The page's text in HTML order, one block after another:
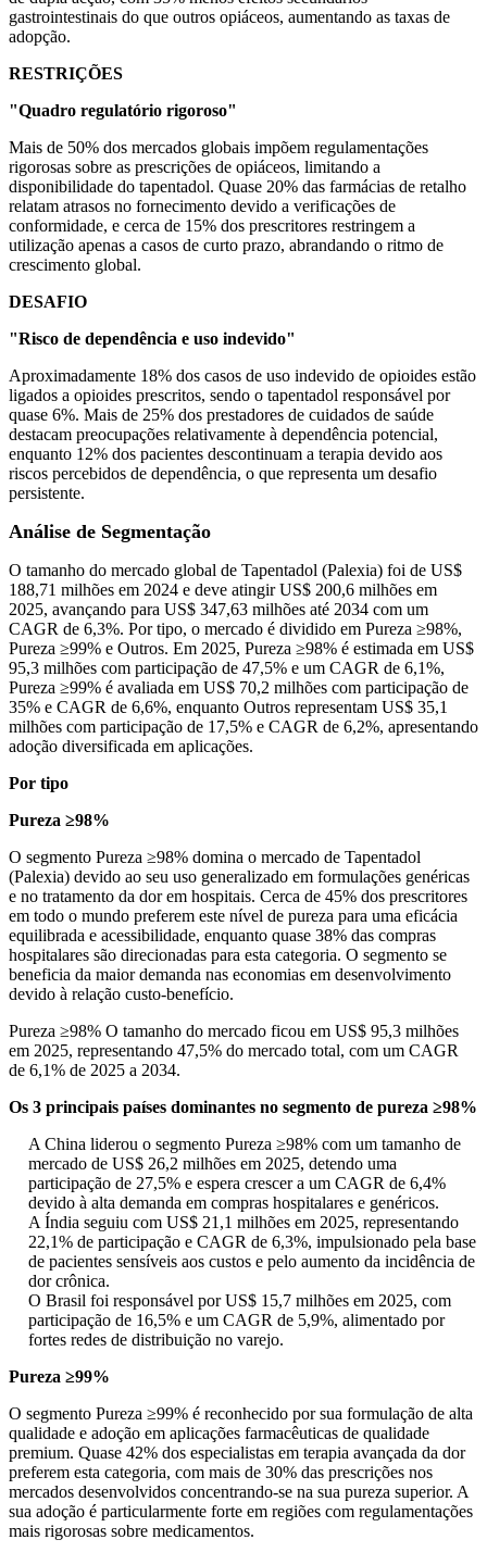
gastrointestinais do que outros opiáceos, aumentando as taxas de
adopção.
RESTRIÇÕES
"Quadro regulatório rigoroso"
Mais de 50% dos mercados globais impõem regulamentações
rigorosas sobre as prescrições de opiáceos, limitando a
disponibilidade do tapentadol. Quase 20% das farmácias de retalho
relatam atrasos no fornecimento devido a verificações de
conformidade, e cerca de 15% dos prescritores restringem a
utilização apenas a casos de curto prazo, abrandando o ritmo de
crescimento global.
DESAFIO
"Risco de dependência e uso indevido"
Aproximadamente 18% dos casos de uso indevido de opioides estão
ligados a opioides prescritos, sendo o tapentadol responsável por
quase 6%. Mais de 25% dos prestadores de cuidados de saúde
destacam preocupações relativamente à dependência potencial,
enquanto 12% dos pacientes descontinuam a terapia devido aos
riscos percebidos de dependência, o que representa um desafio
persistente.
Análise de Segmentação
O tamanho do mercado global de Tapentadol (Palexia) foi de US$
188,71 milhões em 2024 e deve atingir US$ 200,6 milhões em
2025, avançando para US$ 347,63 milhões até 2034 com um
CAGR de 6,3%. Por tipo, o mercado é dividido em Pureza ≥98%,
Pureza ≥99% e Outros. Em 2025, Pureza ≥98% é estimada em US$
95,3 milhões com participação de 47,5% e um CAGR de 6,1%,
Pureza ≥99% é avaliada em US$ 70,2 milhões com participação de
35% e CAGR de 6,6%, enquanto Outros representam US$ 35,1
milhões com participação de 17,5% e CAGR de 6,2%, apresentando
adoção diversificada em aplicações.
Por tipo
Pureza ≥98%
O segmento Pureza ≥98% domina o mercado de Tapentadol
(Palexia) devido ao seu uso generalizado em formulações genéricas
e no tratamento da dor em hospitais. Cerca de 45% dos prescritores
em todo o mundo preferem este nível de pureza para uma eficácia
equilibrada e acessibilidade, enquanto quase 38% das compras
hospitalares são direcionadas para esta categoria. O segmento se
beneficia da maior demanda nas economias em desenvolvimento
devido à relação custo-benefício.
Pureza ≥98% O tamanho do mercado ficou em US$ 95,3 milhões
em 2025, representando 47,5% do mercado total, com um CAGR
de 6,1% de 2025 a 2034.
Os 3 principais países dominantes no segmento de pureza ≥98%
A China liderou o segmento Pureza ≥98% com um tamanho de
mercado de US$ 26,2 milhões em 2025, detendo uma
participação de 27,5% e espera crescer a um CAGR de 6,4%
devido à alta demanda em compras hospitalares e genéricos.
A Índia seguiu com US$ 21,1 milhões em 2025, representando
22,1% de participação e CAGR de 6,3%, impulsionado pela base
de pacientes sensíveis aos custos e pelo aumento da incidência de
dor crônica.
O Brasil foi responsável por US$ 15,7 milhões em 2025, com
participação de 16,5% e um CAGR de 5,9%, alimentado por
fortes redes de distribuição no varejo.
Pureza ≥99%
O segmento Pureza ≥99% é reconhecido por sua formulação de alta
qualidade e adoção em aplicações farmacêuticas de qualidade
premium. Quase 42% dos especialistas em terapia avançada da dor
preferem esta categoria, com mais de 30% das prescrições nos
mercados desenvolvidos concentrando-se na sua pureza superior. A
sua adoção é particularmente forte em regiões com regulamentações
mais rigorosas sobre medicamentos.